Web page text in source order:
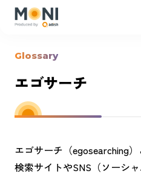
Glossary
エゴサーチ
エゴサーチ（egosearching
検索サイトやSNS（ソーシ